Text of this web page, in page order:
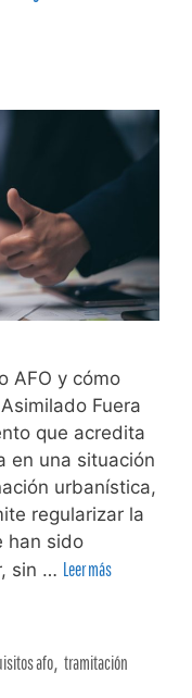
AFO y cómo
Fuera
que acredita
en una situación
urbanística,
regularizar la
han sido
sin … Leer más
afo,tramitación